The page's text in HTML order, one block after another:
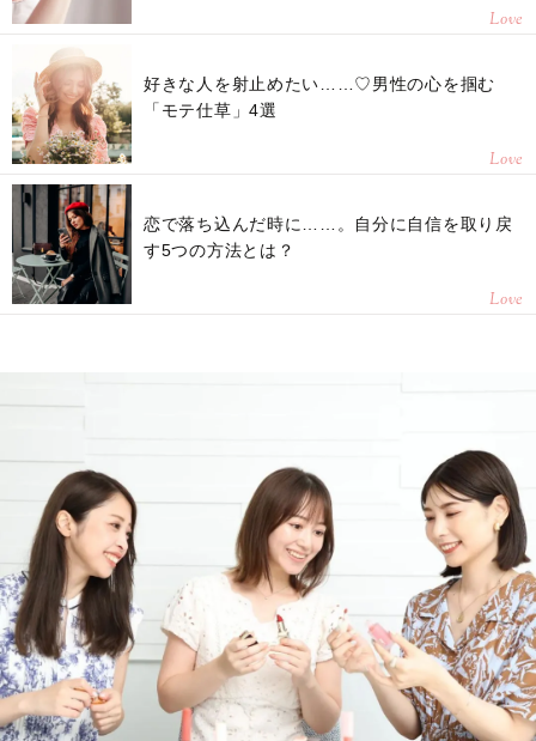
Love
好きな人を射止めたい……♡男性の心を掴む
「モテ仕草」4選
Love
恋で落ち込んだ時に……。自分に自信を取り戻
す5つの方法とは？
Love